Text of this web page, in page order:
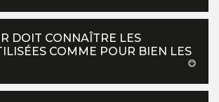
DOIT CONNAÎTRE LES
COMME POUR BIEN LES